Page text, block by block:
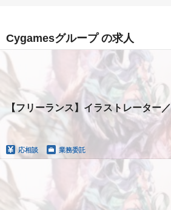
Cygamesグループ の求人
【フリーランス】イラストレーター
応相談 業務委託